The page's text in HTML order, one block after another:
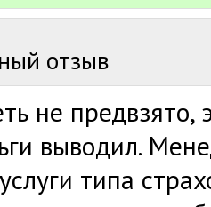
отзыв
не
выводил.
типа